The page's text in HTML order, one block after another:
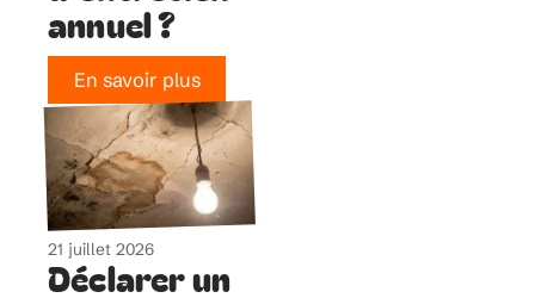
annuel ?
En savoir plus
21 juillet 2026
Déclarer un